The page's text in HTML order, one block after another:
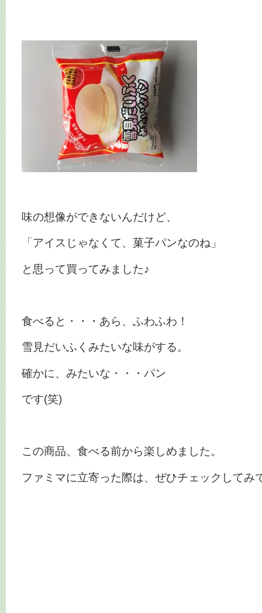
味の想像ができないんだけど、
「アイスじゃなくて、菓子パンなのね」
と思って買ってみました♪
食べると・・・あら、ふわふわ！
雪見だいふくみたいな味がする。
確かに、みたいな・・・パン
です(笑)
この商品、食べる前から楽しめました。
ファミマに立寄った際は、ぜひチェックしてみ